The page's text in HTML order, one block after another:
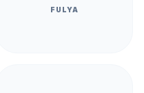
FULYA